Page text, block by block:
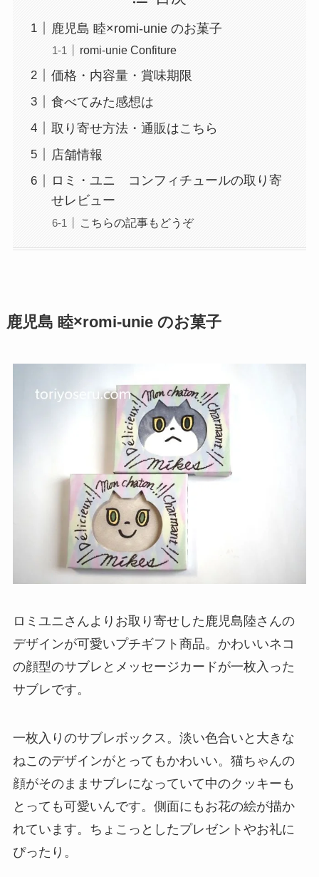
鹿児島 睦×romi-unie のお菓子
romi-unie Confiture
価格・内容量・賞味期限
食べてみた感想は
取り寄せ方法・通販はこちら
店舗情報
ロミ・ユニ コンフィチュールの取り寄
せレビュー
こちらの記事もどうぞ
鹿児島 睦×romi-unie のお菓子
ロミユニさんよりお取り寄せした鹿児島陸さんの
デザインが可愛いプチギフト商品。かわいいネコ
の顔型のサブレとメッセージカードが一枚入った
サブレです。
一枚入りのサブレボックス。淡い色合いと大きな
ねこのデザインがとってもかわいい。猫ちゃんの
顔がそのままサブレになっていて中のクッキーも
とっても可愛いんです。側面にもお花の絵が描か
れています。ちょこっとしたプレゼントやお礼に
ぴったり。